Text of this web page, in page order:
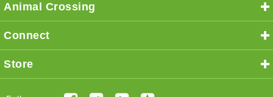
Animal Crossing
Connect
Store